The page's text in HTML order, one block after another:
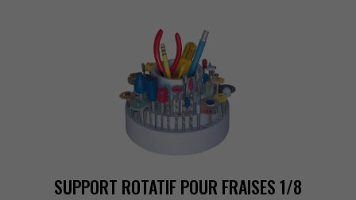
SUPPORTROTATIFPOURFRAISES1/8